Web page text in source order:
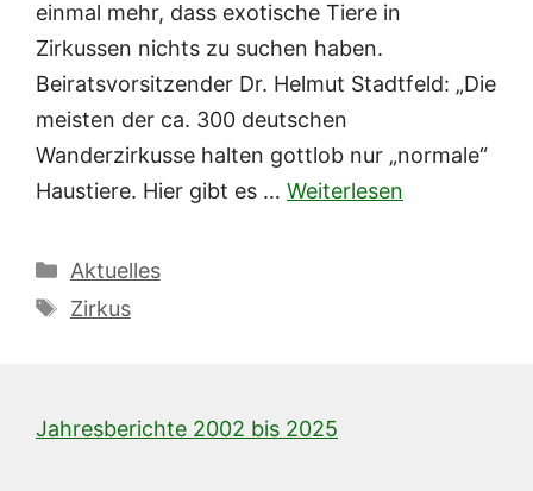
einmal mehr, dass exotische Tiere in
Zirkussen nichts zu suchen haben.
Beiratsvorsitzender Dr. Helmut Stadtfeld: „Die
meisten der ca. 300 deutschen
Wanderzirkusse halten gottlob nur „normale“
Haustiere. Hier gibt es … Weiterlesen
Kategorien
Aktuelles
Schlagwörter
Zirkus
Jahresberichte 2002 bis 2025